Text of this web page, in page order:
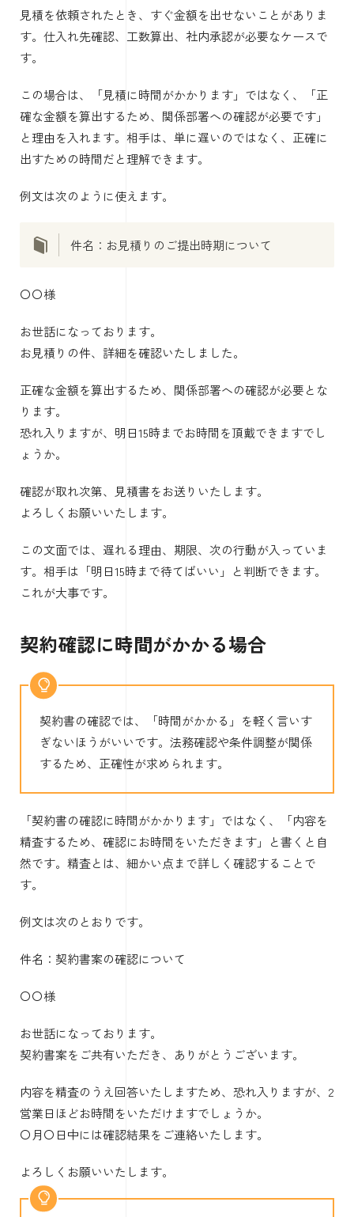
見積を依頼されたとき、すぐ金額を出せないことがありま
す。仕入れ先確認、工数算出、社内承認が必要なケースで
す。
この場合は、「見積に時間がかかります」ではなく、「正
確な金額を算出するため、関係部署への確認が必要です」
と理由を入れます。相手は、単に遅いのではなく、正確に
出すための時間だと理解できます。
例文は次のように使えます。
件名：お見積りのご提出時期について
〇〇様
お世話になっております。
お見積りの件、詳細を確認いたしました。
正確な金額を算出するため、関係部署への確認が必要とな
ります。
恐れ入りますが、明日15時までお時間を頂戴できますでし
ょうか。
確認が取れ次第、見積書をお送りいたします。
よろしくお願いいたします。
この文面では、遅れる理由、期限、次の行動が入っていま
す。相手は「明日15時まで待てばいい」と判断できます。
これが大事です。
契約確認に時間がかかる場合
契約書の確認では、「時間がかかる」を軽く言いす
ぎないほうがいいです。法務確認や条件調整が関係
するため、正確性が求められます。
「契約書の確認に時間がかかります」ではなく、「内容を
精査するため、確認にお時間をいただきます」と書くと自
然です。精査とは、細かい点まで詳しく確認することで
す。
例文は次のとおりです。
件名：契約書案の確認について
〇〇様
お世話になっております。
契約書案をご共有いただき、ありがとうございます。
内容を精査のうえ回答いたしますため、恐れ入りますが、2
営業日ほどお時間をいただけますでしょうか。
〇月〇日中には確認結果をご連絡いたします。
よろしくお願いいたします。